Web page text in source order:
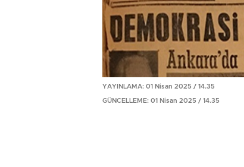
YAYINLAMA: 01 Nisan 2025 / 14.35
GÜNCELLEME: 01 Nisan 2025 / 14.35